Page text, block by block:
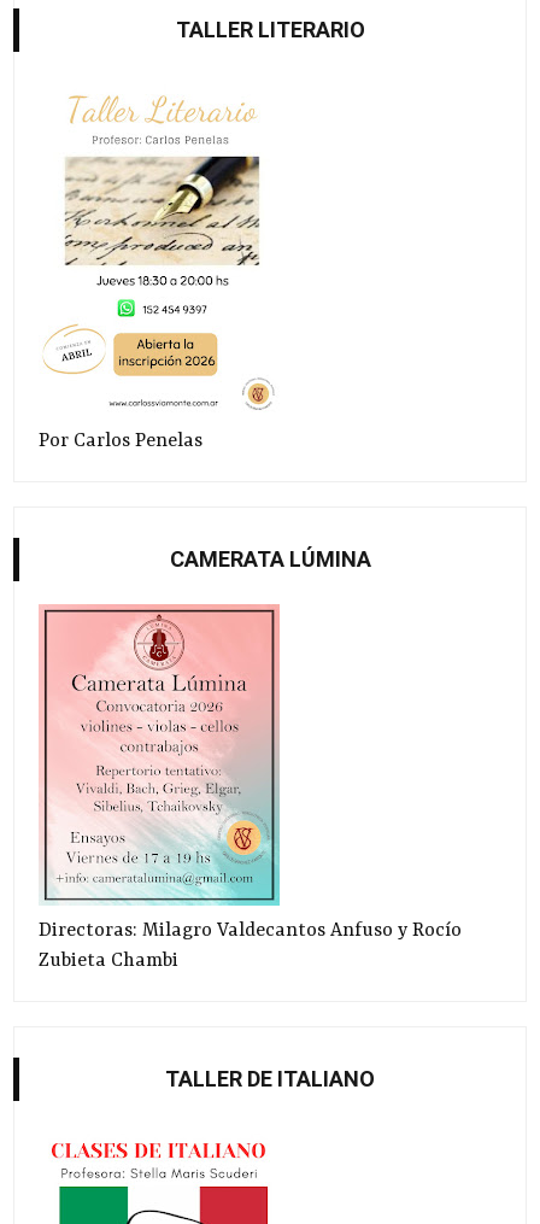
TALLER LITERARIO
Por Carlos Penelas
CAMERATA LÚMINA
Directoras: Milagro Valdecantos Anfuso y Rocío
Zubieta Chambi
TALLER DE ITALIANO